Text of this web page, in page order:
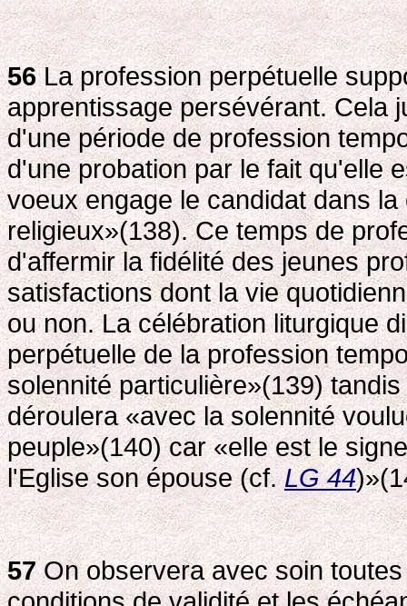
56La profession perpétuelle
apprentissage persévérant. Cela
d'une période de profession
d'une probation par le fait qu'elle
voeux engage le candidat dans
religieux»(138). Ce temps de
d'affermir la fidélité des jeunes
satisfactions dont la vie
ou non. La célébration liturgique
perpétuelle de la profession
solennité particulière»(139)
déroulera «avec la solennité
peuple»(140) car «elle est le
l'Eglise son épouse (cf.LG 44
57On observera avec soin